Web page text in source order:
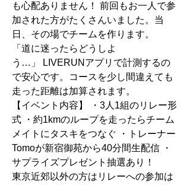
も心配ありません！ 前回もお一人で参
加された方がたくさんいました。当
日、その場でチームを作ります。
「道に迷ったらどうしよ
う…」 LIVERUNアプリで計測するの
で安心です。コースを少し間違えても
走った距離は加算されます。
【イベント内容】 ・3人1組のリレー形
式 ・約1kmのループを走ったらチーム
メイトにタスキをつなぐ ・トレーナー
Tomoが新宿御苑から40分間生配信 ・
サプライズプレゼント抽選あり！
東京近郊以外の方はリレーへの参加は